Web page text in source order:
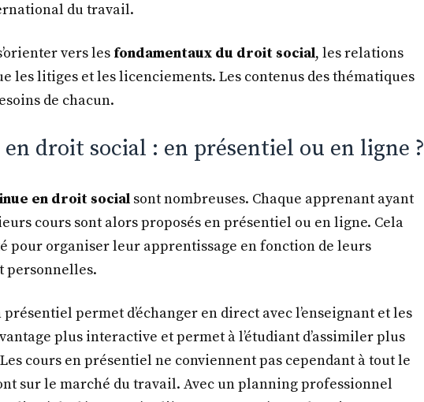
du travail.
vers les fondamentaux du droit social, les relations
les litiges et les licenciements. Les contenus des thématiques
de chacun.
droit social : en présentiel ou en ligne ?
en droit social sont nombreuses. Chaque apprenant ayant
cours sont alors proposés en présentiel ou en ligne. Cela
organiser leur apprentissage en fonction de leurs
personnelles.
permet d’échanger en direct avec l’enseignant et les
plus interactive et permet à l’étudiant d’assimiler plus
cours en présentiel ne conviennent pas cependant à tout le
sur le marché du travail. Avec un planning professionnel